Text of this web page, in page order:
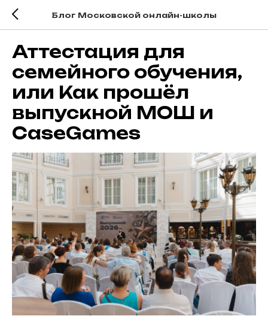
Блог Московской онлайн-школы
Аттестация для
семейного обучения,
или Как прошёл
выпускной МОШ и
CaseGames